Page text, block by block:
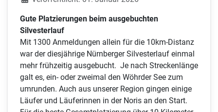
Gute Platzierungen beim ausgebuchten
Silvesterlauf
Mit 1300 Anmeldungen allein für die 10km-Distanz
war der diesjährige Nürnberger Silvesterlauf einmal
mehr frühzeitig ausgebucht. Je nach Streckenlänge
galt es, ein- oder zweimal den Wöhrder See zum
umrunden. Auch aus unserer Region gingen einige
Läufer und Läuferinnen in der Noris an den Start.